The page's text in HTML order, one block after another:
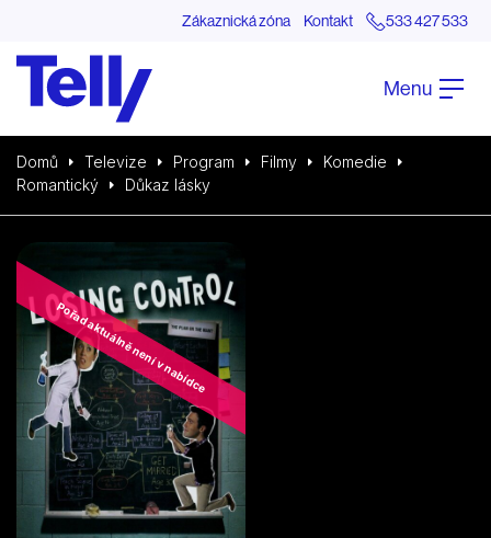
Zákaznická zóna Kontakt 533 427 533
Menu
Domů Televize Program Filmy
Komedie
Romantický
Důkaz lásky
Pořad aktuálně není v nabídce